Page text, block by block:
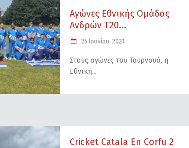
Αγώνες Εθνικής Ομάδας
Ανδρών T20...
25 Ιουνίου, 2021
Στους αγώνες του Τουρνουά, η
Εθνική
Cricket Catala En Corfu 2